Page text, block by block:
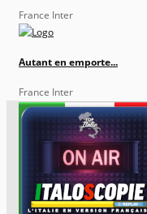
France Inter
Autant en emporte...
France Inter